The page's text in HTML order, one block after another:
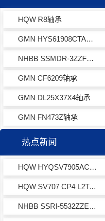
HQW R8轴承
GMN HYS61908CTAP4+轴承
NHBB SSMDR-3ZZF轴承
GMN CF6209轴承
GMN DL25X37X4轴承
GMN FN473Z轴承
热点新闻
HQW HYQSV7905ACTAP4EQL13-3角接触球轴承
HQW SV707 CP4 L2TA XL001角接触球轴承
NHBB SSRI-5532ZZEEA7P25L01深沟球轴承